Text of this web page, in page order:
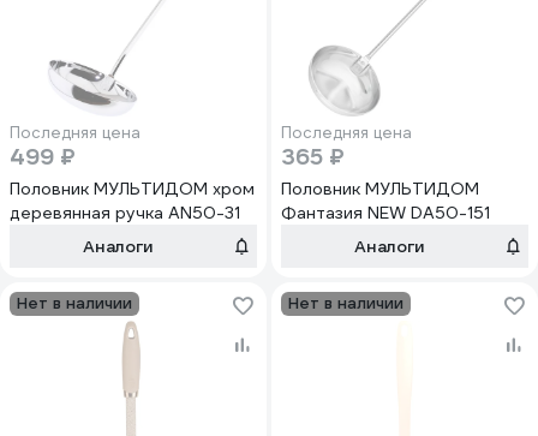
Последняя цена
499 ₽
Половник МУЛЬТИДОМ хром
деревянная ручка AN50-31
Аналоги
Последняя цена
365 ₽
Половник МУЛЬТИДОМ
Фантазия NEW DA50-151
Аналоги
Нет в наличии Нет в наличии